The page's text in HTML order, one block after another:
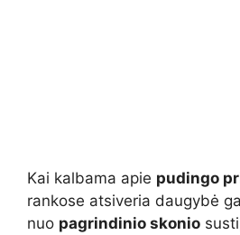
Kai kalbama apie pudingo
rankose atsiveria daugybė
nuo pagrindinio skonio